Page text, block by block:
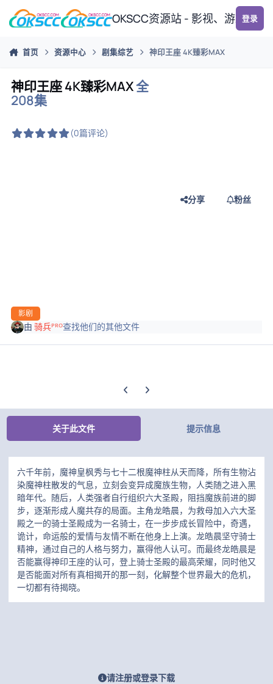
跳转到帖子
OKSCC资源站 - 影视、游戏、
登录
首页 资源中心 剧集综艺 神印王座 4K臻彩MAX
神印王座 4K臻彩MAX全
208集
(0篇评论)
影剧
分享 粉丝
由骑兵ᴾᴿᴼ查找他们的其他文件
上一张轮播幻灯片
下一张轮播幻灯片
关于此文件 提示信息
六千年前，魔神皇枫秀与七十二根魔神柱从天而降，所有生物沾
染魔神柱散发的气息，立刻会变异成魔族生物，人类随之进入黑
暗年代。随后，人类强者自行组织六大圣殿，阻挡魔族前进的脚
步，逐渐形成人魔共存的局面。主角龙皓晨，为救母加入六大圣
殿之一的骑士圣殿成为一名骑士，在一步步成长冒险中，奇遇，
诡计，命运般的爱情与友情不断在他身上上演。龙皓晨坚守骑士
精神，通过自己的人格与努力，赢得他人认可。而最终龙皓晨是
否能赢得神印王座的认可，登上骑士圣殿的最高荣耀，同时他又
是否能面对所有真相揭开的那一刻，化解整个世界最大的危机，
一切都有待揭晓。
请注册或登录下载